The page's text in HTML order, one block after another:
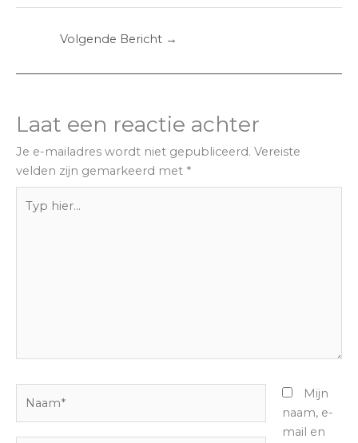
Volgende Bericht →
Laat een reactie achter
Je e-mailadres wordt niet gepubliceerd. Vereiste
velden zijn gemarkeerd met *
hier...
Mijn
naam, e-
mail en